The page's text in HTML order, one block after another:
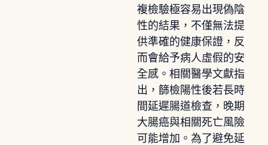
複檢驗極容易出現偽陰
性的結果，不僅無法提
供準確的健康保證，反
而會給予病人虛假的安
全感。相關醫學文獻指
出，篩檢陽性後若長時
間延遲腸道檢查，晚期
大腸癌與相關死亡風險
可能增加。為了避免延